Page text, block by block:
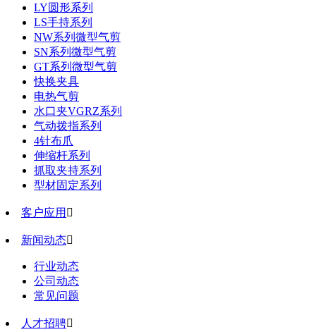
LY圆形系列
LS手持系列
NW系列微型气剪
SN系列微型气剪
GT系列微型气剪
快换夹具
电热气剪
水口夹VGRZ系列
气动拨指系列
4针布爪
伸缩杆系列
抓取夹持系列
型材固定系列
客户应用 
新闻动态
行业动态
公司动态
常见问题
人才招聘